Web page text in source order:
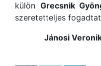
külön Grecsnik
szeretetteljes
Jánosi